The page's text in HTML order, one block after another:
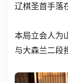
辽棋圣首手落
本局立会人为
与大森兰二段